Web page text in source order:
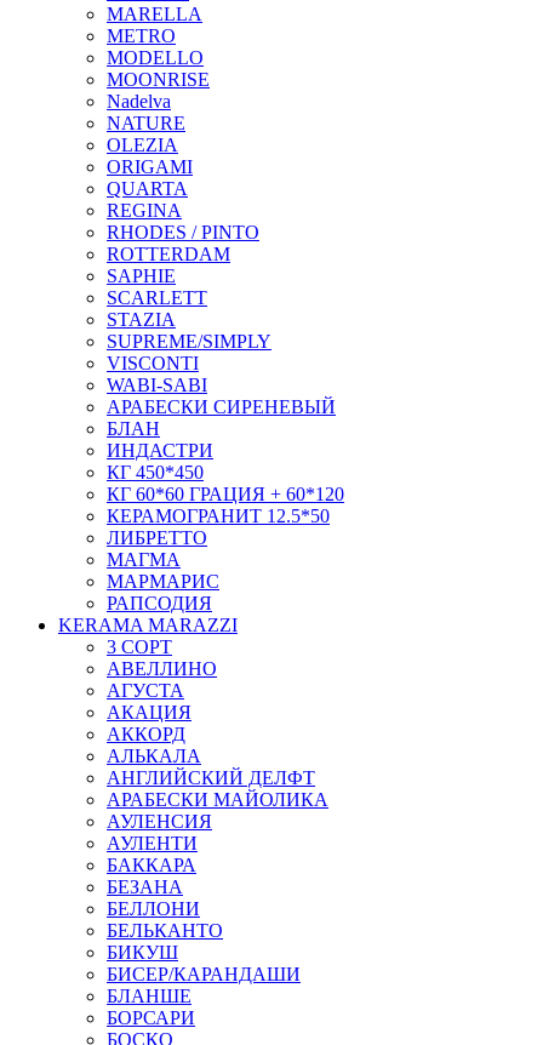
MARELLA
METRO
MODELLO
MOONRISE
Nadelva
NATURE
OLEZIA
ORIGAMI
QUARTA
REGINA
RHODES / PINTO
ROTTERDAM
SAPHIE
SCARLETT
STAZIA
SUPREME/SIMPLY
VISCONTI
WABI-SABI
АРАБЕСКИ СИРЕНЕВЫЙ
БЛАН
ИНДАСТРИ
КГ 450*450
КГ 60*60 ГРАЦИЯ + 60*120
КЕРАМОГРАНИТ 12.5*50
ЛИБРЕТТО
МАГМА
МАРМАРИС
РАПСОДИЯ
KERAMA MARAZZI
3 СОРТ
АВЕЛЛИНО
АГУСТА
АКАЦИЯ
АККОРД
АЛЬКАЛА
АНГЛИЙСКИЙ ДЕЛФТ
АРАБЕСКИ МАЙОЛИКА
АУЛЕНСИЯ
АУЛЕНТИ
БАККАРА
БЕЗАНА
БЕЛЛОНИ
БЕЛЬКАНТО
БИКУШ
БИСЕР/КАРАНДАШИ
БЛАНШЕ
БОРСАРИ
БОСКО